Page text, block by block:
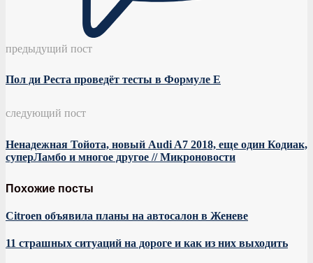
предыдущий пост
Пол ди Реста проведёт тесты в Формуле Е
следующий пост
Ненадежная Тойота, новый Audi A7 2018, еще один Кодиак,
суперЛамбо и многое другое // Микроновости
Похожие посты
Citroen объявила планы на автосалон в Женеве
11 страшных ситуаций на дороге и как из них выходить